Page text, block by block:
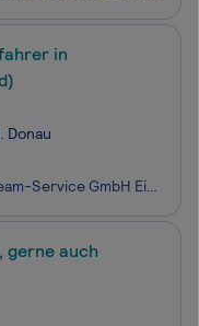
in
Donau
Arbeitgeber: WTS Wenko-Team-Service GmbH Einsatzort: 85049 Ingolstadt, Neuburg a.d. Donau Unsere Kunden aus der Lebensmittelbranche vertrauen auf unsere einzigartige Dienstleistung. Mit unserem schlagkräftigen Team von 130 Mitarbeitern kümmern wir uns um die Sortimentsplanung und -steuerung, die
auch